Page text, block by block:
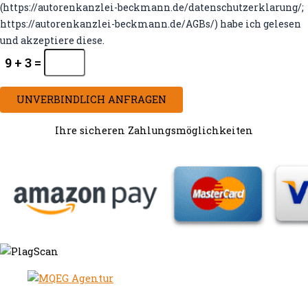
(https://autorenkanzlei-beckmann.de/datenschutzerklarung/;
https://autorenkanzlei-beckmann.de/AGBs/) habe ich gelesen
und akzeptiere diese.
9 + 3 =
UNVERBINDLICH ANFRAGEN
Ihre sicheren Zahlungsmöglichkeiten